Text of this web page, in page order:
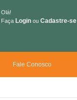
Olá!
Faça Login ou Cadastre-se
Fale Conosco